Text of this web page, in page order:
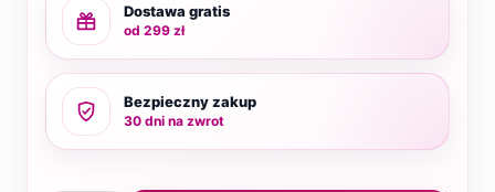
Dostawa gratis
od 299 zł
Bezpieczny zakup
30 dni na zwrot